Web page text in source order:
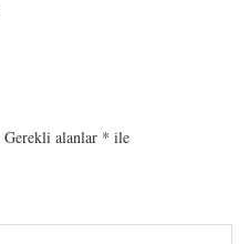
Gerekli alanlar * ile